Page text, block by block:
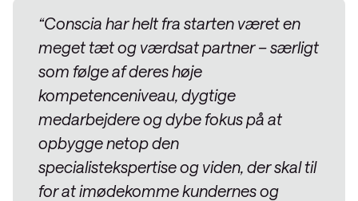
“Conscia har helt fra starten været en
meget tæt og værdsat partner – særligt
som følge af deres høje
kompetenceniveau, dygtige
medarbejdere og dybe fokus på at
opbygge netop den
specialistekspertise og viden, der skal til
for at imødekomme kundernes og